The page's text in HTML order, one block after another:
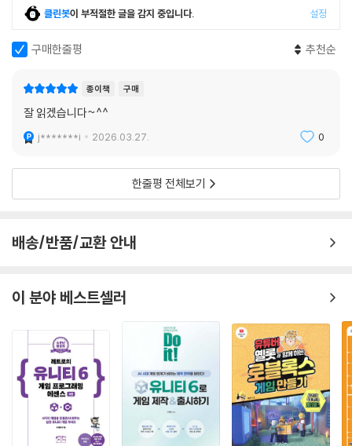
감정 이입에 큰 가치를 두는 장르일수록 심합니다. 실제로 게임에서 주는
계 더 나아가면 게임 자체의 소명도 있겠지요. 이해가 어렵다면 한 가지 예
--- p.230
클린봇이 부적절한 글을 감지 중입니다. 설정
구매한줄평 추천순
종이책 구매
잘 읽겠습니다~^^
j*******i 2026.03.27. 0
한줄평 전체보기
배송/반품/교환 안내
이 분야 베스트셀러